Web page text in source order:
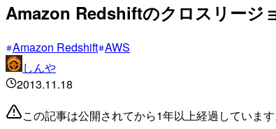
Amazon Redshiftのクロスリージ
Amazon Redshift AWS
しんや
2013.11.18
この記事は公開されてから1年以上経過していま